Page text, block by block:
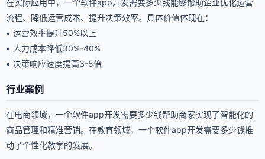
流程、降低运营成本、提升决策效率。具体价值体现在：
• 运营效率提升50%以上
• 人力成本降低30%-40%
• 决策响应速度提高3-5倍
行业案例
在电商领域，一个软件app开发需要多少钱帮助商家实现了智能化的
商品管理和精准营销。在教育领域，一个软件app开发需要多少钱推
动了个性化教学的发展。